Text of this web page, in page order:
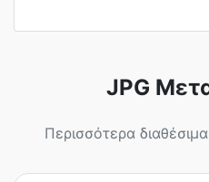
JPG
Περισσότερα